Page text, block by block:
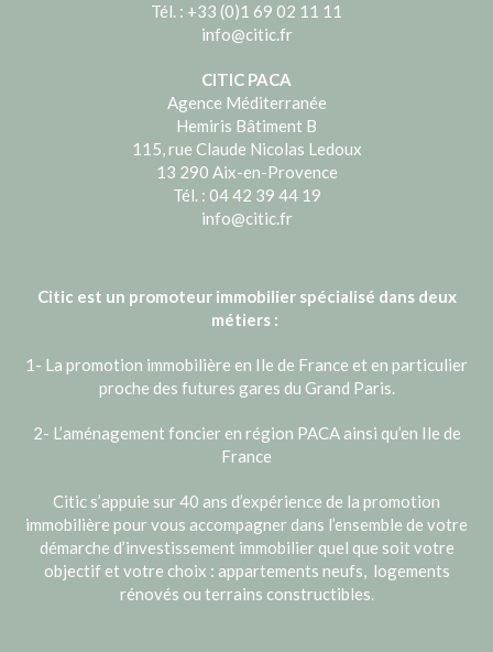
Tél. : +33 (0)1 69 02 11 11
info@citic.fr
CITIC PACA
Agence Méditerranée
Hemiris Bâtiment B
115, rue Claude Nicolas Ledoux
13 290 Aix-en-Provence
Tél. : 04 42 39 44 19
info@citic.fr
Citic est un promoteur immobilier spécialisé dans deux
métiers :
1- La promotion immobilière en Ile de France et en particulier
proche des futures gares du Grand Paris.
2- L’aménagement foncier en région PACA ainsi qu’en Ile de
France
Citic s’appuie sur 40 ans d’expérience de la promotion
immobilière pour vous accompagner dans l’ensemble de votre
démarche d’investissement immobilier quel que soit votre
objectif et votre choix : appartements neufs, logements
rénovés ou terrains constructibles.